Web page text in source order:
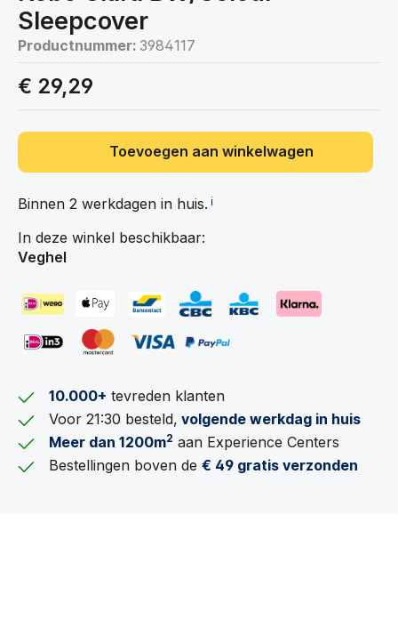
Sleepcover
Productnummer: 3984117
€ 29,29
Toevoegen aan winkelwagen
Binnen 2 werkdagen in huis. ℹ️
In deze winkel beschikbaar:
Veghel
10.000+ tevreden klanten
Voor 21:30 besteld, volgende werkdag in huis
Meer dan 1200m2 aan Experience Centers
Bestellingen boven de€ 49 gratis verzonden